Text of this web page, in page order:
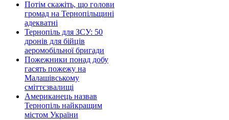
Потім скажіть, що голови
громад на Тернопільщині
адекватні
Тернопіль для ЗСУ: 50
дронів для бійців
аеромобільної бригади
Пожежники понад добу
гасять пожежу на
Малашівському
сміттєзвалищі
Американець назвав
Тернопіль найкращим
містом України